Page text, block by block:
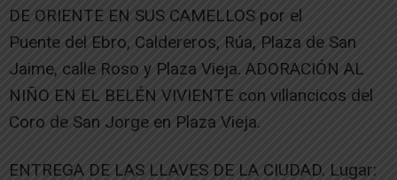
DE ORIENTE EN SUS CAMELLOS por el
Puente del Ebro, Caldereros, Rúa, Plaza de San
Jaime, calle Roso y Plaza Vieja. ADORACIÓN AL
NIÑO EN EL BELÉN VIVIENTE con villancicos del
Coro de San Jorge en Plaza Vieja.
ENTREGA DE LAS LLAVES DE LA CIUDAD. Lugar: